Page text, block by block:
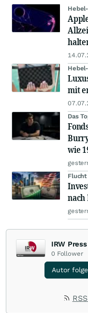
mit
Das
wie
Flucht
nach
IRW Press
0 Follower
Autor